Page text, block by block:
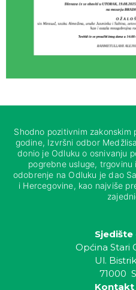
Shodno pozitivnim
godine, Izvršni odbor
donio je Odluku o osnivanju
pogrebne usluge, trgovinu
odobrenje na Odluku je dao
i Hercegovine, kao najviše
Općina Stari
Ul.
71000